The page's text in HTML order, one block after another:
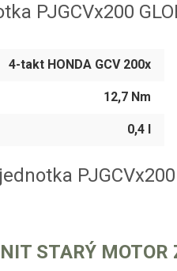
PJGCVx200
4-takt HONDA GCV 200x
12,7 Nm
0,4 l
PJGCVx200
STARÝ MOTOR